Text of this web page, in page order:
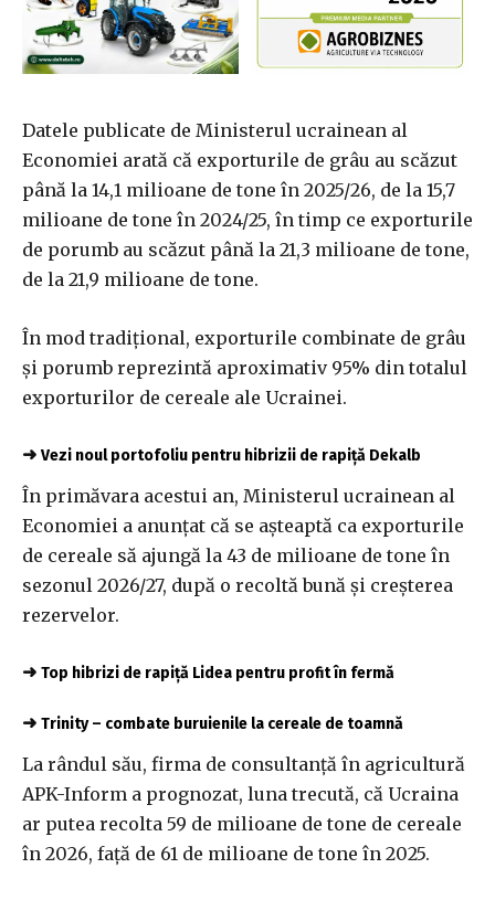
Datele publicate de Ministerul ucrainean al
Economiei arată că exporturile de grâu au scăzut
până la 14,1 milioane de tone în 2025/26, de la 15,7
milioane de tone în 2024/25, în timp ce exporturile
de porumb au scăzut până la 21,3 milioane de tone,
de la 21,9 milioane de tone.
În mod tradiţional, exporturile combinate de grâu
şi porumb reprezintă aproximativ 95% din totalul
exporturilor de cereale ale Ucrainei.
➜ Vezi noul portofoliu pentru hibrizii de rapiță Dekalb
În primăvara acestui an, Ministerul ucrainean al
Economiei a anunţat că se aşteaptă ca exporturile
de cereale să ajungă la 43 de milioane de tone în
sezonul 2026/27, după o recoltă bună şi creşterea
rezervelor.
➜ Top hibrizi de rapiță Lidea pentru profit în fermă
➜ Trinity – combate buruienile la cereale de toamnă
La rândul său, firma de consultanţă în agricultură
APK-Inform a prognozat, luna trecută, că Ucraina
ar putea recolta 59 de milioane de tone de cereale
în 2026, faţă de 61 de milioane de tone în 2025.